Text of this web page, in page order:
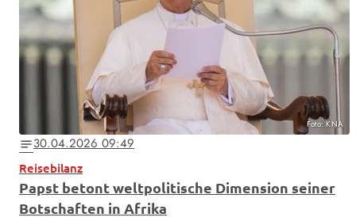
Foto: KNA
notes30.04.2026 09:49
Reisebilanz
Papst betont weltpolitische Dimension seiner
Botschaften in Afrika